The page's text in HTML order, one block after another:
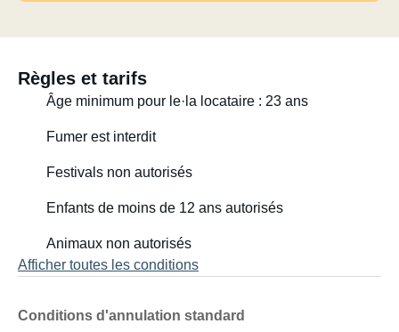
Règles et tarifs
Âge minimum pour le·la locataire : 23 ans
Fumer est interdit
Festivals non autorisés
Enfants de moins de 12 ans autorisés
Animaux non autorisés
Afficher toutes les conditions
Conditions d'annulation standard